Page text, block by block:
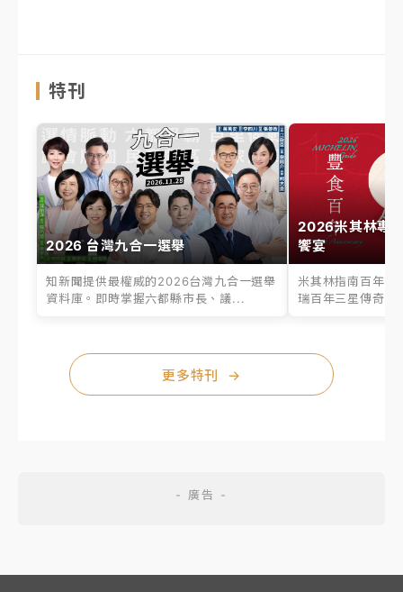
特刊
2026 台灣九合一選舉
知新聞提供最權威的2026台灣九合一選舉
資料庫。即時掌握六都縣市長、議...
2026米其林專
饗宴
米其林指南百年之
瑞百年三星傳奇、
更多特刊 →